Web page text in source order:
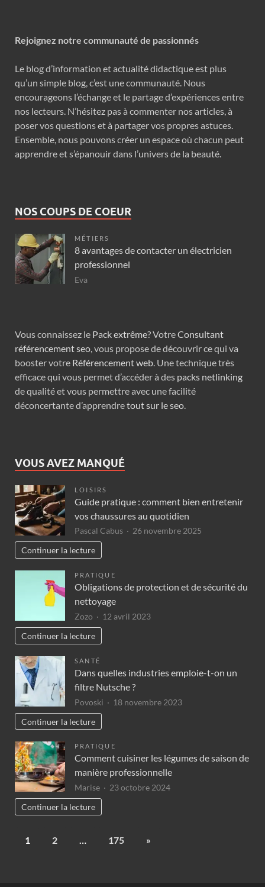
Rejoignez notre communauté de passionnés
Le blog d’information et actualité didactique est plus
qu’un simple blog, c’est une communauté. Nous
encourageons l’échange et le partage d’expériences entre
nos lecteurs. N’hésitez pas à commenter nos articles, à
poser vos questions et à partager vos propres astuces.
Ensemble, nous pouvons créer un espace où chacun peut
apprendre et s’épanouir dans l’univers de la beauté.
NOS COUPS DE COEUR
MÉTIERS
8 avantages de contacter un électricien
professionnel
Eva
Vous connaissez le Pack extrême? VotreConsultant
référencement seo , vous propose de découvrir ce qui va
booster votre Référencement web . Une technique très
efficace qui vous permet d’accéder à des packs netlinking
de qualité et vous permettre avec une facilité
déconcertante d’apprendretout sur le seo
VOUS AVEZ MANQUÉ
LOISIRS
Guide pratique : comment bien entretenir
vos chaussures au quotidien
Pascal Cabus
26 novembre 2025
Continuer la lecture
PRATIQUE
Obligations de protection et de sécurité du
nettoyage
Zozo
12 avril 2023
Continuer la lecture
SANTÉ
Dans quelles industries emploie-t-on un
filtre Nutsche ?
Povoski
18 novembre 2023
Continuer la lecture
PRATIQUE
Comment cuisiner les légumes de saison de
manière professionnelle
Marise
23 octobre 2024
Continuer la lecture
1 2 … 175 »